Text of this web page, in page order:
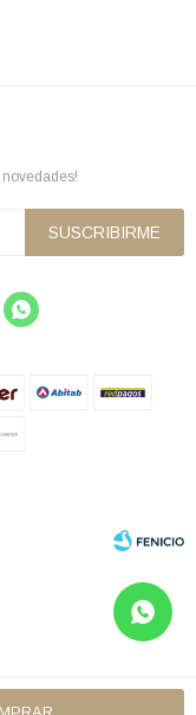
novedades!
SUSCRIBIRME
